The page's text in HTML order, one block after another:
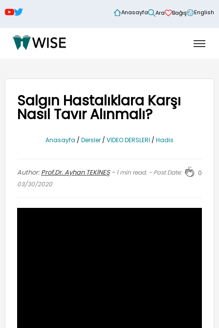
Anasayfa Ara Bağış English
Salgın Hastalıklara Karşı
Nasıl Tavır Alınmalı?
Anasayfa / Dersler / VİDEO DERSLERİ / Hadis
Author:Prof.Dr. Ayhan TEKİNEŞ- 1min read. - Post Date:
03/30/2020
0